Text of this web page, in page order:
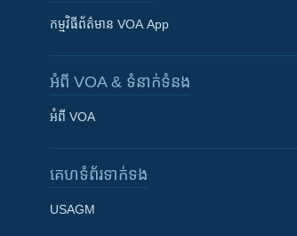
កម្មវិធី​ព័ត៌មាន VOA App
អំពី​ VOA & ទំនាក់ទំនង
អំពី​ VOA
គេហទំព័រ​​ទាក់ទង
USAGM